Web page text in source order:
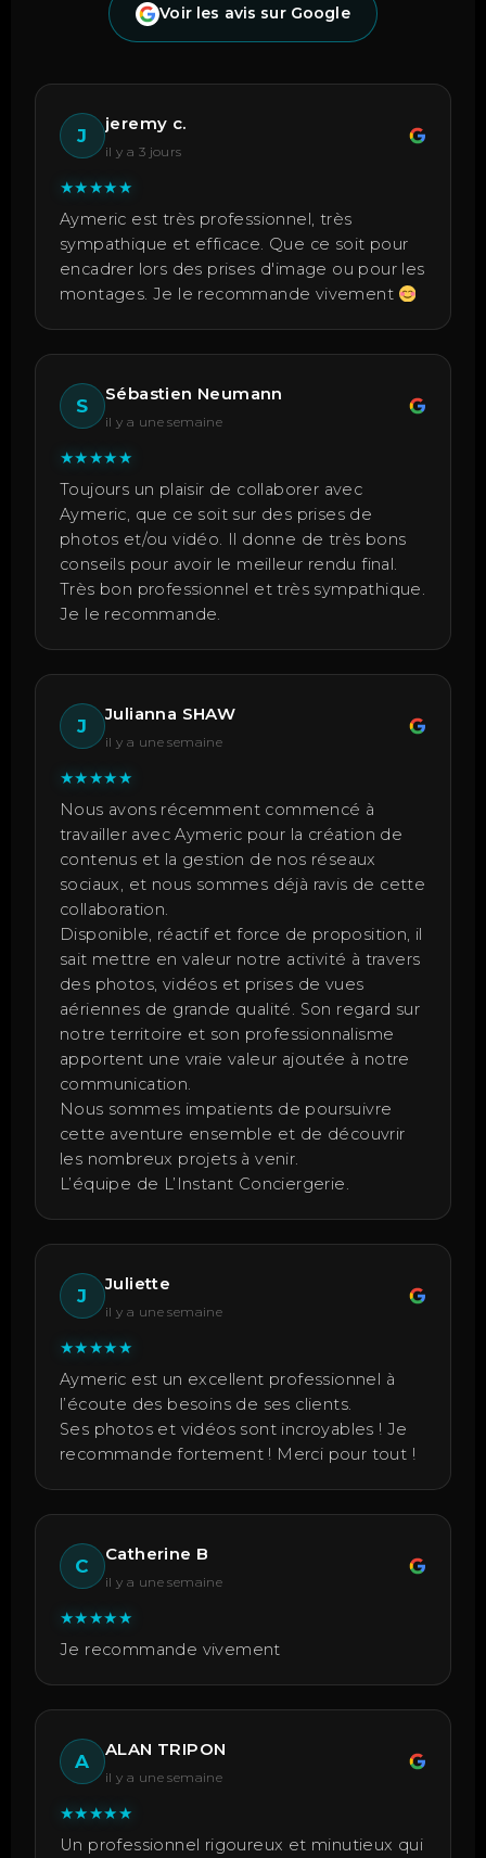
Voir les avis sur Google
J
jeremy c.
il y a 3 jours
★★★★★
Aymeric est très professionnel, très
sympathique et efficace. Que ce soit pour
encadrer lors des prises d'image ou pour les
montages. Je le recommande vivement
S
Sébastien Neumann
il y a une semaine
★★★★★
Toujours un plaisir de collaborer avec
Aymeric, que ce soit sur des prises de
photos et/ou vidéo. Il donne de très bons
conseils pour avoir le meilleur rendu final.
Très bon professionnel et très sympathique.
Je le recommande.
J
Julianna SHAW
il y a une semaine
★★★★★
Nous avons récemment commencé à
travailler avec Aymeric pour la création de
contenus et la gestion de nos réseaux
sociaux, et nous sommes déjà ravis de cette
collaboration.
Disponible, réactif et force de proposition, il
sait mettre en valeur notre activité à travers
des photos, vidéos et prises de vues
aériennes de grande qualité. Son regard sur
notre territoire et son professionnalisme
apportent une vraie valeur ajoutée à notre
communication.
Nous sommes impatients de poursuivre
cette aventure ensemble et de découvrir
les nombreux projets à venir.
L’équipe de L’Instant Conciergerie.
J
Juliette
il y a une semaine
★★★★★
Aymeric est un excellent professionnel à
l’écoute des besoins de ses clients.
Ses photos et vidéos sont incroyables ! Je
recommande fortement ! Merci pour tout !
C
Catherine B
il y a une semaine
★★★★★
Je recommande vivement
A
ALAN TRIPON
il y a une semaine
★★★★★
Un professionnel rigoureux et minutieux qui